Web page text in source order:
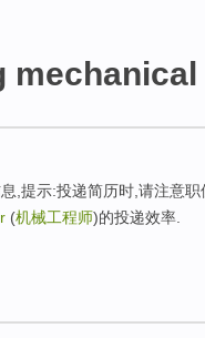
,提示:投递简历时,请注意
(机械工程师)的投递效率.